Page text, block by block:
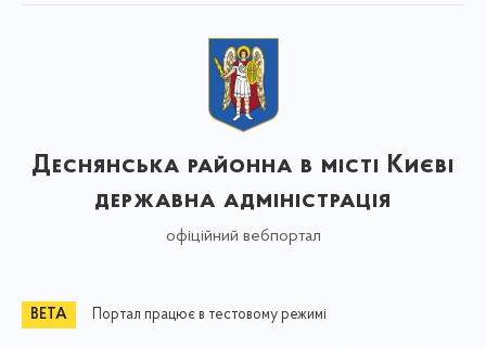
Деснянська районна в місті Києві
державна адміністрація
офіційний вебпортал
Портал працює в тестовому режимі